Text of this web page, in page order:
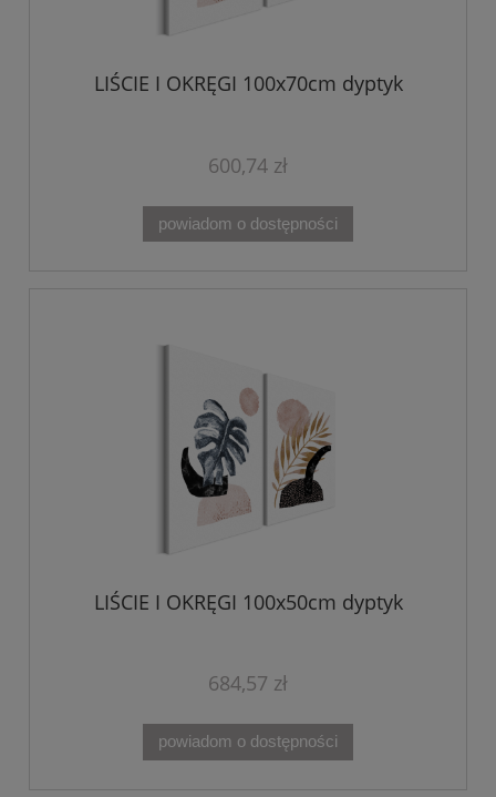
LIŚCIE I OKRĘGI 100x70cm dyptyk
600,74 zł
powiadom o dostępności
LIŚCIE I OKRĘGI 100x50cm dyptyk
684,57 zł
powiadom o dostępności